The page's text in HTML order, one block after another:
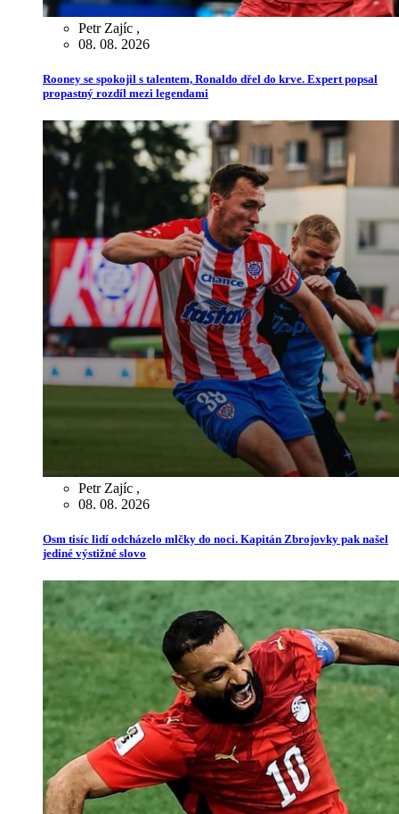
Petr Zajíc ,
08. 08. 2026
Rooney se spokojil s talentem, Ronaldo dřel do krve. Expert popsal
propastný rozdíl mezi legendami
Petr Zajíc ,
08. 08. 2026
Osm tisíc lidí odcházelo mlčky do noci. Kapitán Zbrojovky pak našel
jediné výstižné slovo